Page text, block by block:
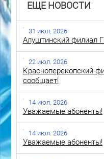
ЕЩЕ НОВОСТИ
31 июл. 2026
Алуштинский филиал
22 июл. 2026
Красноперекопский
сообщает!
14 июл. 2026
Уважаемые абоненты!
14 июл. 2026
Уважаемые абоненты!